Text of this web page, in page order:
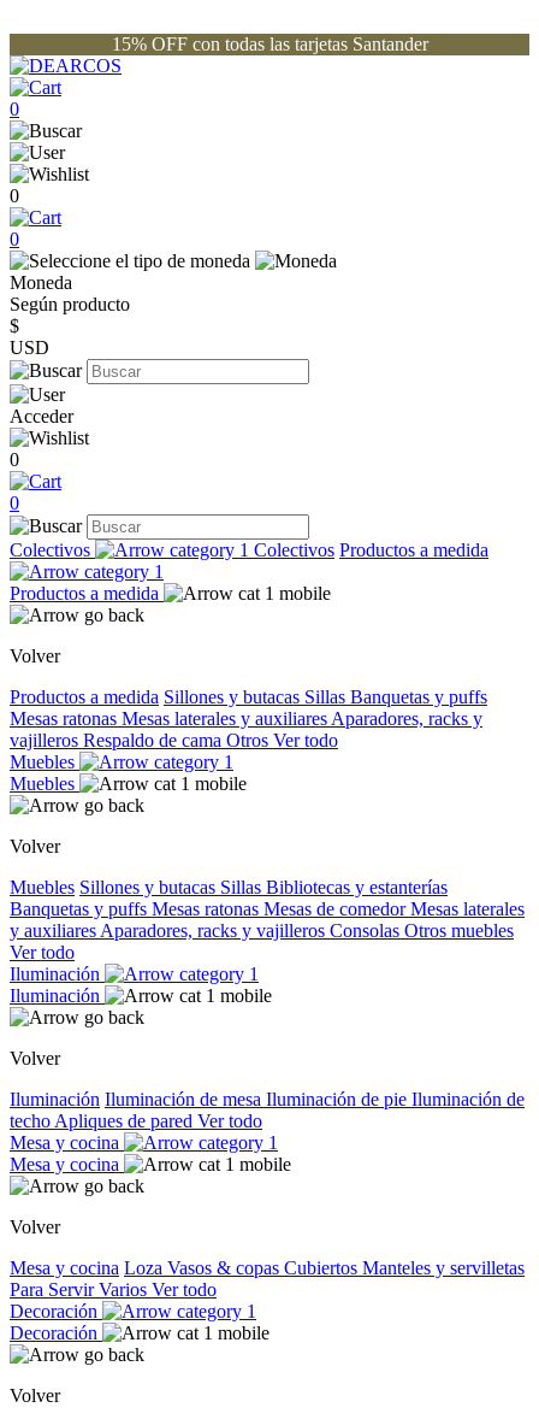
15% OFF con todas las tarjetas Santander
0
0
0
Moneda
Según producto
$
USD
Acceder
0
0
Colectivos Colectivos Productos a medida
Productos a medida
Volver
Productos a medida Sillones y butacas Sillas Banquetas y puffs
Mesas ratonas Mesas laterales y auxiliares Aparadores, racks y
vajilleros Respaldo de cama Otros Ver todo
Muebles
Muebles
Volver
Muebles Sillones y butacas Sillas Bibliotecas y estanterías
Banquetas y puffs Mesas ratonas Mesas de comedorMesas laterales
y auxiliares Aparadores, racks y vajilleros Consolas Otros muebles
Ver todo
Iluminación
Iluminación
Volver
Iluminación Iluminación de mesa Iluminación de pie Iluminación de
techo Apliques de pared Ver todo
Mesa y cocina
Mesa y cocina
Volver
Mesa y cocina Loza Vasos & copas Cubiertos Manteles y servilletas
Para ServirVarios Ver todo
Decoración
Decoración
Volver